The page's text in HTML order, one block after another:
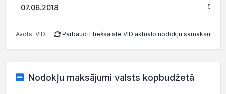
07.06.2018
Avots: VID Pārbaudīt tiešsaistē VID aktuālo nodokļu samaksu
Nodokļu maksājumi valsts kopbudžetā